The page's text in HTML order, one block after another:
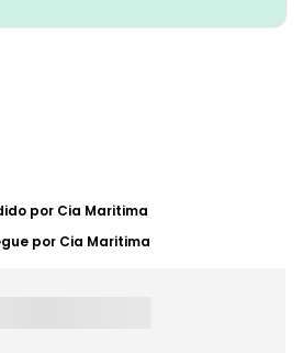
por Cia Maritima
por Cia Maritima